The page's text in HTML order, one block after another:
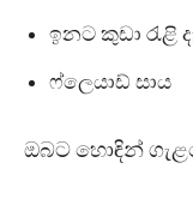
ඉනට කුඩා රැළි
ෆ්ලෙයාඩ් සාය
ඔබට හොඳින්